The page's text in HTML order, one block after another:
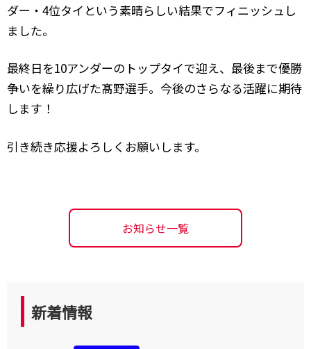
ダー・4位タイという素晴らしい結果でフィニッシュし
ました。
最終日を10アンダーのトップタイで迎え、最後まで優勝
争いを繰り広げた髙野選手。今後のさらなる活躍に期待
します！
引き続き応援よろしくお願いします。
お知らせ一覧
新着情報